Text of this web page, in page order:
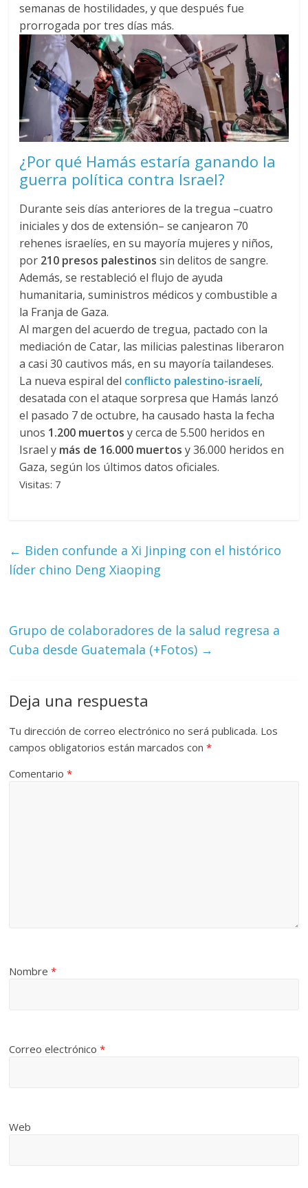
semanas de hostilidades, y que después fue
prorrogada por tres días más.
¿Por qué Hamás estaría ganando la
guerra política contra Israel?
Durante seis días anteriores de la tregua –cuatro
iniciales y dos de extensión– se canjearon 70
rehenes israelíes, en su mayoría mujeres y niños,
por 210 presos palestinos sin delitos de sangre.
Además, se restableció el flujo de ayuda
humanitaria, suministros médicos y combustible a
la Franja de Gaza.
Al margen del acuerdo de tregua, pactado con la
mediación de Catar, las milicias palestinas liberaron
a casi 30 cautivos más, en su mayoría tailandeses.
La nueva espiral del conflicto palestino-israelí,
desatada con el ataque sorpresa que Hamás lanzó
el pasado 7 de octubre, ha causado hasta la fecha
unos 1.200 muertos y cerca de 5.500 heridos en
Israel y más de 16.000 muertos y 36.000 heridos en
Gaza, según los últimos datos oficiales.
Visitas: 7
← Biden confunde a Xi Jinping con el histórico
líder chino Deng Xiaoping
Grupo de colaboradores de la salud regresa a
Cuba desde Guatemala (+Fotos) →
Deja una respuesta
Tu dirección de correo electrónico no será publicada. Los
campos obligatorios están marcados con*
Comentario*
Nombre*
Correo electrónico*
Web